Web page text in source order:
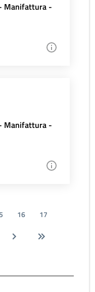
Manifattura -
Manifattura -
16
17